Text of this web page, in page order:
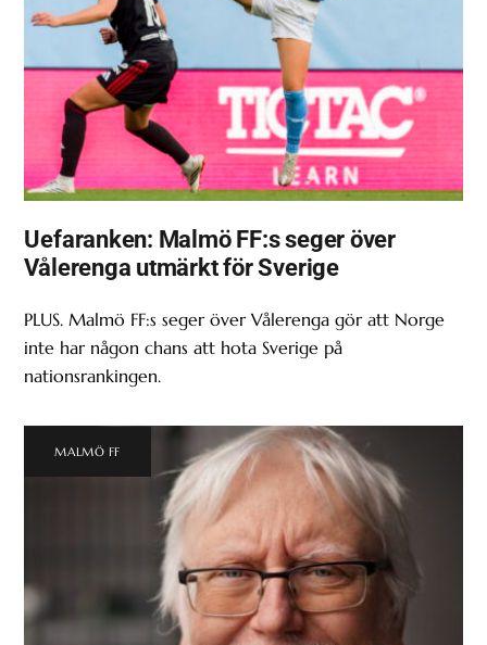
Uefaranken: Malmö FF:s seger över
Vålerenga utmärkt för Sverige
PLUS. Malmö FF:s seger över Vålerenga gör att Norge
inte har någon chans att hota Sverige på
nationsrankingen.
MALMÖ FF